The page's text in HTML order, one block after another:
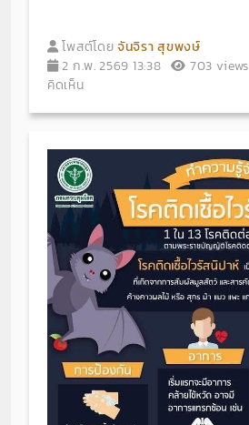
โพสต์โดยจันจิรา สุขพงษ์
2 ก.พ. 2569 13:38
703 views
คิดเห็น